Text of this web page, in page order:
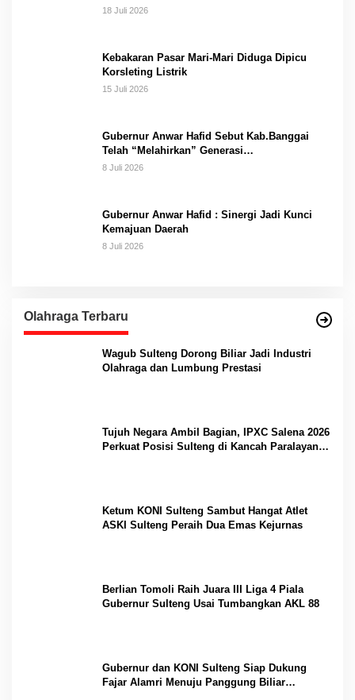
18 Juli 2026
Kebakaran Pasar Mari-Mari Diduga Dipicu
Korsleting Listrik
15 Juli 2026
Gubernur Anwar Hafid Sebut Kab.Banggai
Telah “Melahirkan” Generasi…
8 Juli 2026
Gubernur Anwar Hafid : Sinergi Jadi Kunci
Kemajuan Daerah
8 Juli 2026
Olahraga Terbaru
Wagub Sulteng Dorong Biliar Jadi Industri
Olahraga dan Lumbung Prestasi
Tujuh Negara Ambil Bagian, IPXC Salena 2026
Perkuat Posisi Sulteng di Kancah Paralayang
Ketum KONI Sulteng Sambut Hangat Atlet
ASKI Sulteng Peraih Dua Emas Kejurnas
Berlian Tomoli Raih Juara III Liga 4 Piala
Gubernur Sulteng Usai Tumbangkan AKL 88
Gubernur dan KONI Sulteng Siap Dukung
Fajar Alamri Menuju Panggung Biliar